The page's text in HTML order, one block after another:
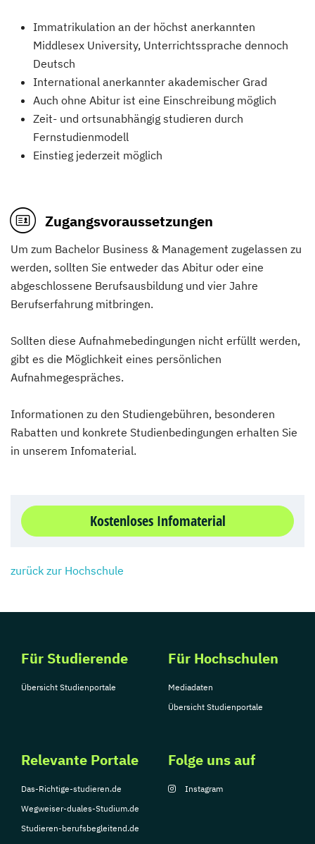
Immatrikulation an der höchst anerkannten
Middlesex University, Unterrichtssprache dennoch
Deutsch
International anerkannter akademischer Grad
Auch ohne Abitur ist eine Einschreibung möglich
Zeit- und ortsunabhängig studieren durch
Fernstudienmodell
Einstieg jederzeit möglich
Zugangsvoraussetzungen
Um zum Bachelor Business & Management zugelassen zu
werden, sollten Sie entweder das Abitur oder eine
abgeschlossene Berufsausbildung und vier Jahre
Berufserfahrung mitbringen.
Sollten diese Aufnahmebedingungen nicht erfüllt werden,
gibt es die Möglichkeit eines persönlichen
Aufnahmegespräches.
Informationen zu den Studiengebühren, besonderen
Rabatten und konkrete Studienbedingungen erhalten Sie
in unserem Infomaterial.
Kostenloses Infomaterial
zurück zur Hochschule
Für Studierende
Übersicht Studienportale
Für Hochschulen
Mediadaten
Übersicht Studienportale
Relevante Portale
Das-Richtige-studieren.de
Wegweiser-duales-Studium.de
Studieren-berufsbegleitend.de
Folge uns auf
Instagram